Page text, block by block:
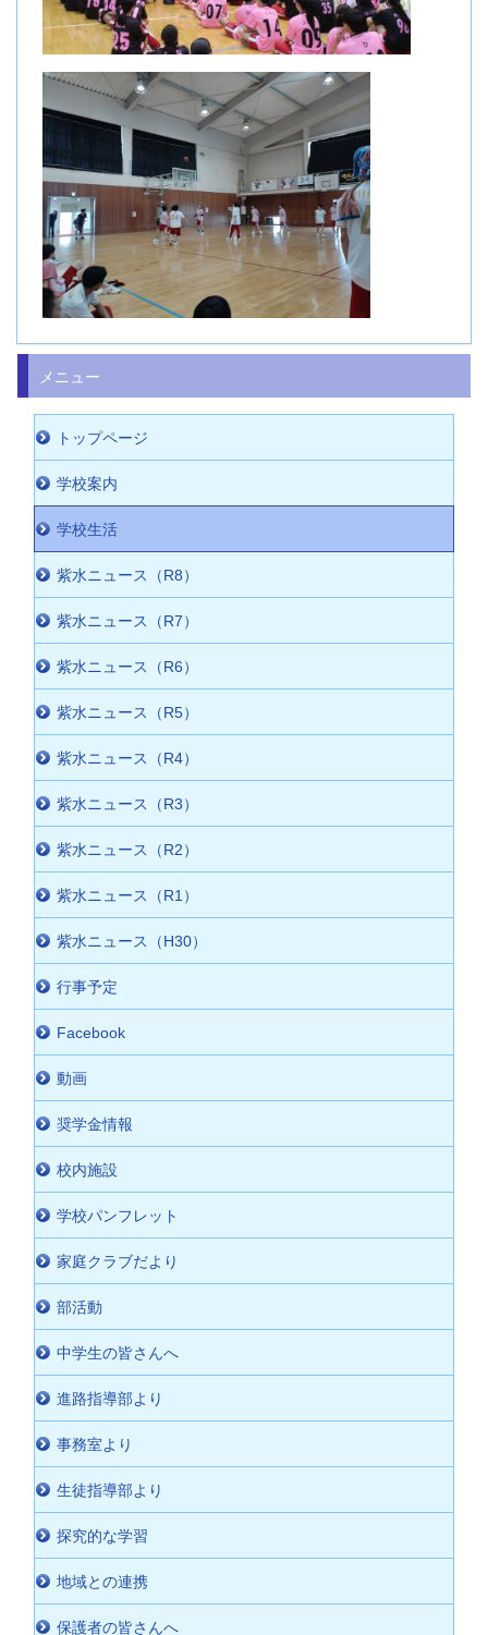
メニュー
トップページ
学校案内
学校生活
紫水ニュース（R8）
紫水ニュース（R7）
紫水ニュース（R6）
紫水ニュース（R5）
紫水ニュース（R4）
紫水ニュース（R3）
紫水ニュース（R2）
紫水ニュース（R1）
紫水ニュース（H30）
行事予定
Facebook
動画
奨学金情報
校内施設
学校パンフレット
家庭クラブだより
部活動
中学生の皆さんへ
進路指導部より
事務室より
生徒指導部より
探究的な学習
地域との連携
保護者の皆さんへ